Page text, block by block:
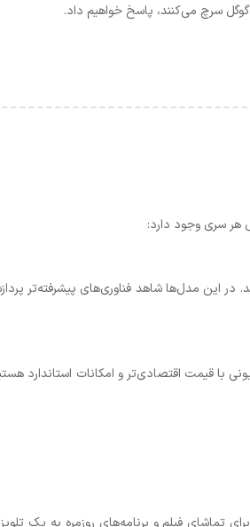
گوگل سرچ می‌کنند، پاسخ خواهیم داد.
هر سری وجود دارد:
در این مدل‌ها شاهد فناوری‌های پیشرفته‌تر
تماشای فیلم و برنامه‌های روزمره به یک